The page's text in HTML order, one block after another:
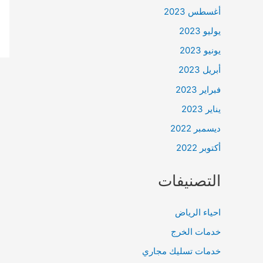
أغسطس 2023
يوليو 2023
يونيو 2023
أبريل 2023
فبراير 2023
يناير 2023
ديسمبر 2022
أكتوبر 2022
التصنيفات
احياء الرياض
خدمات الخرج
خدمات تسليك مجاري